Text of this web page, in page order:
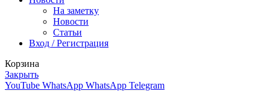
На заметку
Новости
Статьи
Вход / Регистрация
Корзина
Закрыть
YouTube WhatsApp WhatsApp Telegram